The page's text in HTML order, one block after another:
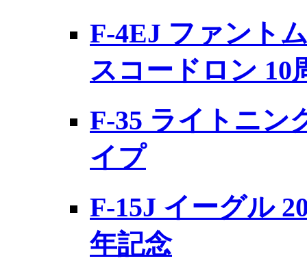
F-4EJ ファント
スコードロン 10
F-35 ライトニン
イプ
F-15J イーグル
年記念